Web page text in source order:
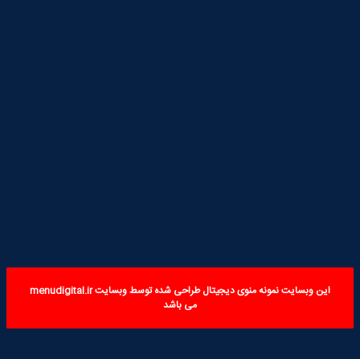
این وبسایت نمونه منوی دیجیتال طراحی شده توسط وبسایت menudigital.ir
می باشد